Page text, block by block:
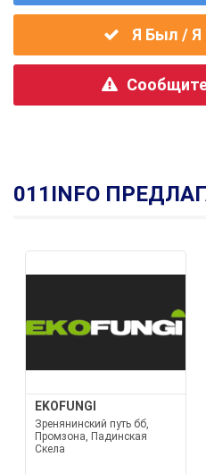
Я Был / Я
011INFO
EKOFUNGI
Зренянинский путь бб,
Промзона, Падинская
Скела